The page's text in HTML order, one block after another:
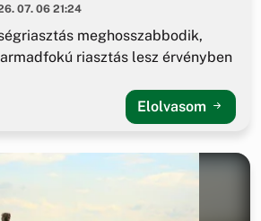
07. 06 21:24
meghosszabbodik,
riasztás lesz érvényben
Elolvasom